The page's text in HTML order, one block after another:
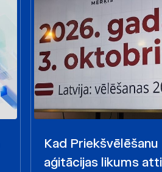
Kad Priekšvēlēšanu
aģitācijas likums